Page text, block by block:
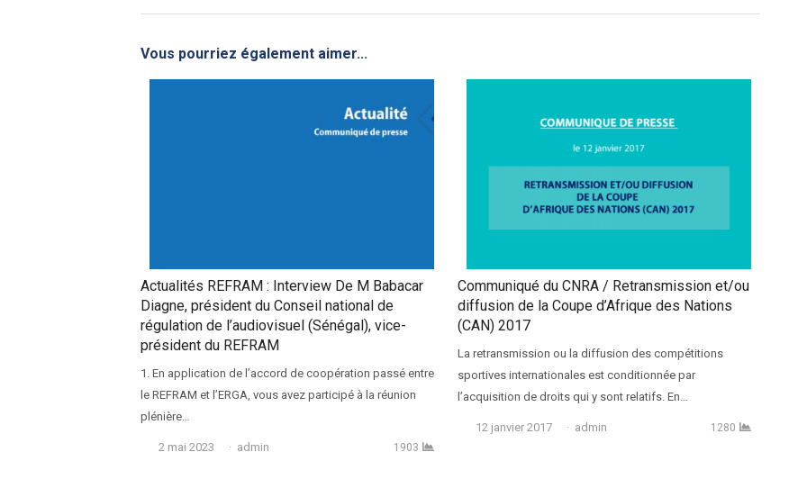
Vous pourriez également aimer...
Actualités REFRAM : Interview De M Babacar
Diagne, président du Conseil national de
régulation de l’audiovisuel (Sénégal), vice-
président du REFRAM
1. En application de l’accord de coopération passé entre
le REFRAM et l’ERGA, vous avez participé à la réunion
plénière…
2 mai 2023 Auteur
admin 1903
Communiqué du CNRA / Retransmission et/ou
diffusion de la Coupe d’Afrique des Nations
(CAN) 2017
La retransmission ou la diffusion des compétitions
sportives internationales est conditionnée par
l’acquisition de droits qui y sont relatifs. En…
12 janvier 2017 Auteur
admin 1280